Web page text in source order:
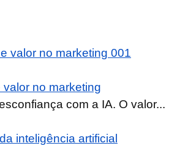
no marketing
com a IA. O valor...